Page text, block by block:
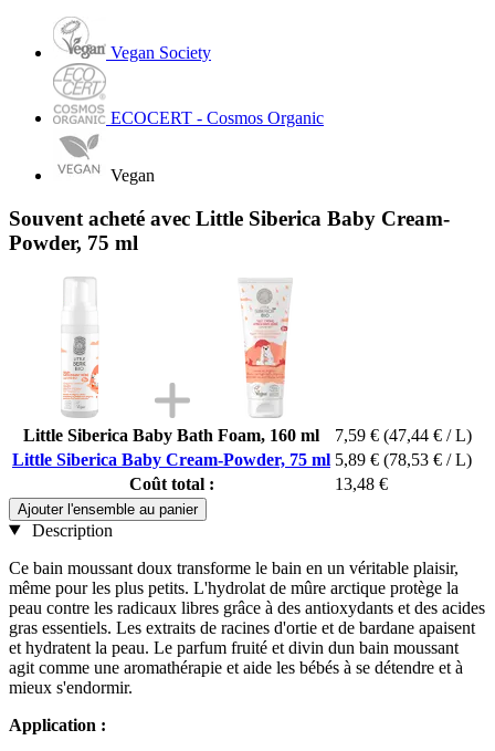
Vegan Society
ECOCERT - Cosmos Organic
Vegan
Souvent acheté avec Little Siberica Baby Cream-
Powder, 75 ml
Little Siberica Baby Bath Foam, 160 ml 7,59 € (47,44 € / L)
Little Siberica Baby Cream-Powder, 75 ml 5,89 € (78,53 € / L)
Coût total :
13,48 €
Ajouter l'ensemble au panier
Description
Ce bain moussant doux transforme le bain en un véritable plaisir,
même pour les plus petits. L'hydrolat de mûre arctique protège la
peau contre les radicaux libres grâce à des antioxydants et des acides
gras essentiels. Les extraits de racines d'ortie et de bardane apaisent
et hydratent la peau. Le parfum fruité et divin dun bain moussant
agit comme une aromathérapie et aide les bébés à se détendre et à
mieux s'endormir.
Application :